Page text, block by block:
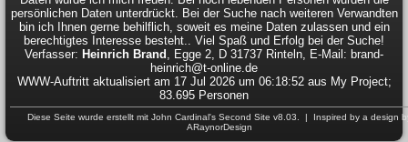
persönlichen Daten unterdrückt. Bei der Suche nach weiteren Verwandten
bin ich Ihnen gerne behilflich, soweit es meine Daten zulassen und ein
berechtigtes Interesse besteht.. Viel Spaß und Erfolg bei der Suche!
Verfasser: Heinrich Brand , Egge 2, D 31737 Rinteln, E-Mail: brand-
heinrich@t-online.de
WWW-Auftritt aktualisiert am 17 Jul 2026 um 06:18:52 aus My Project;
83.695 Personen
Diese Seite wurde erstellt mit John Cardinal's Second Site v8.03. | Inspired by a design
ARaynorDesign